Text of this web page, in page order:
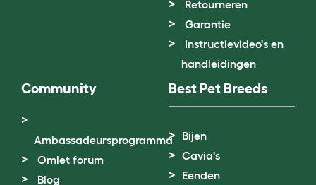
Retourneren
Garantie
Instructievideo's en
handleidingen
Community
Ambassadeursprogramma
Omlet forum
Blog
Best Pet Breeds
Bijen
Cavia's
Eenden